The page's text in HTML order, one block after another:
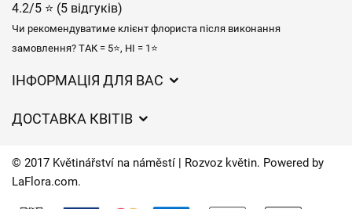
4.2/5 ⭐ (5 відгуків)
Чи рекомендуватиме клієнт флориста після виконання
замовлення? ТАК = 5⭐, НІ = 1⭐
ІНФОРМАЦІЯ ДЛЯ ВАС
Захист персональних даних
Час доставки квітів – огляд можливостей
ДОСТАВКА КВІТІВ
Куди ми доставляємо квіти
© 2017 Květinářství na náměstí | Rozvoz květin. Powered by
LaFlora.com.